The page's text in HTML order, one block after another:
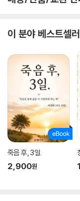
공정하고 효과적인 처벌
이다. 악덕기업을 처벌해
관리자, 심지어 제멋대
고민한다. 어느 정도의
떻게 해야 특정인뿐 아
수 있는지, 목적은 달성
범한 사람들도 매 순간
많은 사람이 법치국가에
에서도 튀어나온다는 게
실보다는 추상적 이론을
안에서는 모두가 하나의
구하고 느끼는 것은 현
보장하지 못하듯, 현명한
이 분야 베스트셀러
죽음 후, 3일.
2,900원